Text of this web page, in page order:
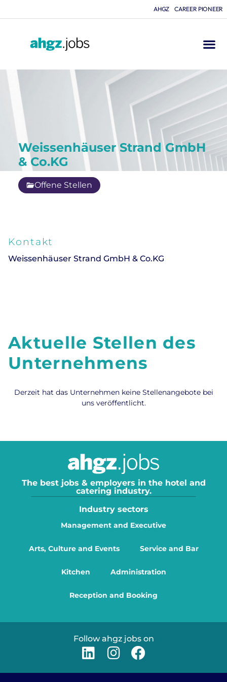
AHGZ CAREER PIONEER
Weissenhäuser Strand GmbH
& Co.KG
Offene Stellen
Kontakt
Weissenhäuser Strand GmbH & Co.KG
Aktuelle Stellen des
Unternehmens
Derzeit hat das Unternehmen keine Stellenangebote bei
uns veröffentlicht.
The best jobs & employers in the hotel and
catering industry.
Industry sectors
Management and Executive
Arts, Culture and Events Service and Bar
Kitchen Administration
Reception and Booking
Follow ahgz jobs on